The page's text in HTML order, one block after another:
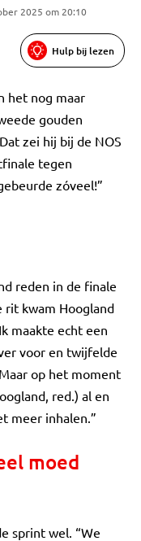
2025 om 20:10
Hulp bij lezen
het nog maar
gouden
zei hij bij de NOS
tegen
zóveel!”
reden in de finale
rit kwam Hoogland
maakte echt een
voor en twijfelde
op het moment
red.) al en
meer inhalen.”
moed
sprint wel. “We